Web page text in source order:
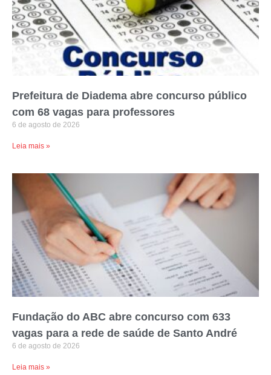
Prefeitura de Diadema abre concurso público
com 68 vagas para professores
6 de agosto de 2026
Leia mais »
Fundação do ABC abre concurso com 633
vagas para a rede de saúde de Santo André
6 de agosto de 2026
Leia mais »